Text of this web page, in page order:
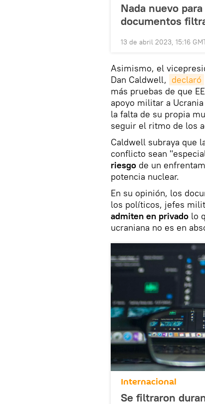
Nada nuevo
documentos
13 de abril 2023, 15:16
Asimismo, el
Dan Caldwell, declaró
más pruebas de que
apoyo militar a
la falta de su propia
seguir el ritmo de los
Caldwell subraya que
conflicto sean
riesgo de un
potencia nuclear.
En su opinión, los
los políticos, jefes
admiten en privado lo
ucraniana no es en
Internacional
Se filtraron